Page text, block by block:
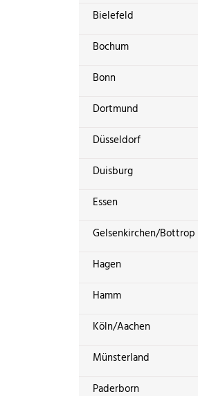
Bielefeld
Bochum
Bonn
Dortmund
Düsseldorf
Duisburg
Essen
Gelsenkirchen/Bottrop
Hagen
Hamm
Köln/Aachen
Münsterland
Paderborn